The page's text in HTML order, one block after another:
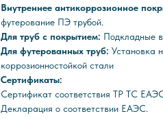
Внутреннее антикоррозионное
футерование ПЭ трубой.
Для труб с покрытием: Подкладные
Для футерованных труб: Установка
коррозионностойкой стали
Сертификаты:
Сертификат соответствия ТР ТС
Декларация о соответствии ЕАЭС.